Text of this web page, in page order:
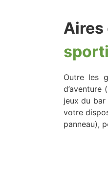
Aires
Outre les
jeux du
votre
panneau),